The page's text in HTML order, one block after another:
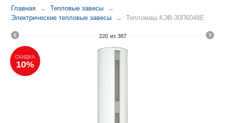
Главная
Тепловые завесы
Электрические тепловые завесы
Тепломаш КЭВ-30П6048Е
220 из 387
СКИДКА
10%